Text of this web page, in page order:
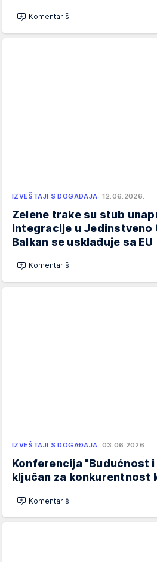
Komentariši
IZVEŠTAJI S DOGAĐAJA 12.06.2026.
Zelene trake su stub
integracije u Jedinstveno
Balkan se usklađuje sa EU
Komentariši
IZVEŠTAJI S DOGAĐAJA 03.06.2026.
Konferencija "Budućnost
ključan za konkurentnost
Komentariši